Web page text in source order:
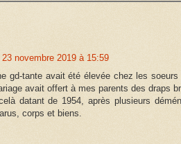
23 novembre 2019 à 15:59
gd-tante avait été élevée chez les
avait offert à mes parents des draps
datant de 1954, après plusieurs
corps et biens.